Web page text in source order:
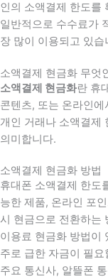
인의 소액결제 한도를
일반적으로 수수료가
장 많이 이용되고 있습
소액결제 현금화 무엇
소액결제 현금화란 휴
콘텐츠, 또는 온라인
개인 거래나 소액결제
의미합니다.
소액결제 현금화 방법
휴대폰 소액결제 한도
능한 제품, 온라인 포
시 현금으로 전환하는
이용료 현금화 방법이
주로 급한 자금이 필
주요 통신사, 알뜰폰